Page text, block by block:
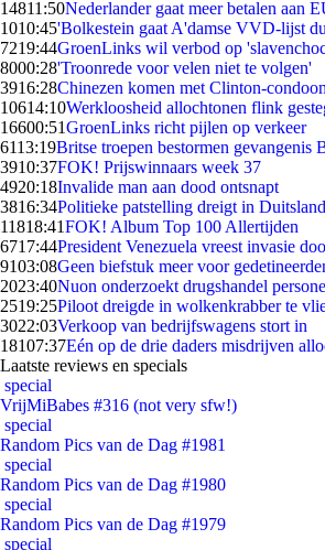
14811:50Nederlander gaat meer betalen aan
1010:45'Bolkestein gaat A'damse VVD-lijst
7219:44GroenLinks wil verbod op
8000:28'Troonrede voor velen niet te volgen'
3916:28Chinezen komen met Clinton-
10614:10Werkloosheid allochtonen flink
16600:51GroenLinks richt pijlen op verkeer
6113:19Britse troepen bestormen gevangenis
3910:37FOK! Prijswinnaars week 37
4920:18Invalide man aan dood ontsnapt
3816:34Politieke patstelling dreigt in Duitsland
11818:41FOK! Album Top 100 Allertijden
6717:44President Venezuela vreest invasie
9103:08Geen biefstuk meer voor
2023:40Nuon onderzoekt drugshandel
2519:25Piloot dreigde in wolkenkrabber te
3022:03Verkoop van bedrijfswagens stort in
18107:37Eén op de drie daders misdrijven
Laatste reviews en specials
special
VrijMiBabes #316 (not very sfw!)
special
Random Pics van de Dag #1981
special
Random Pics van de Dag #1980
special
Random Pics van de Dag #1979
special